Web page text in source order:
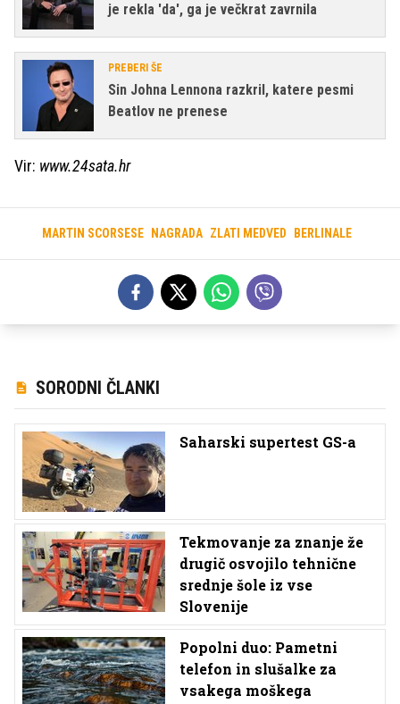
je rekla 'da', ga je večkrat zavrnila
PREBERI ŠE
Sin Johna Lennona razkril, katere pesmi
Beatlov ne prenese
Vir: www.24sata.hr
MARTIN SCORSESE NAGRADA ZLATI MEDVED BERLINALE
SORODNI ČLANKI
Saharski supertest GS-a
Tekmovanje za znanje že
drugič osvojilo tehnične
srednje šole iz vse
Slovenije
Popolni duo: Pametni
telefon in slušalke za
vsakega moškega